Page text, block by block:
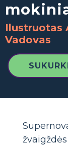
Ilustruotas
Vadovas